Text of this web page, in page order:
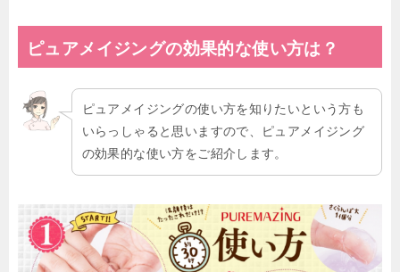
ピュアメイジングの効果的な使い方は？
ピュアメイジングの使い方を知りたいという方も
いらっしゃると思いますので、ピュアメイジング
の効果的な使い方をご紹介します。